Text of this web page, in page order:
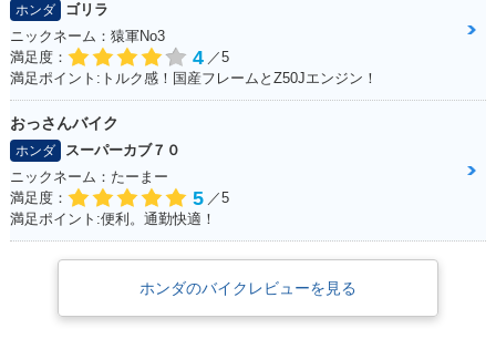
2012年 CB1300 SU
PER BOL D'OR AB
S Special Edition・
特別・限定仕様
S・カラーチェンジ
2012年 CB1300 SU
PER BOL D'OR AB
S・カラーチェンジ
PER BOL D'OR・カ
ラーチェンジ
ホンダ
ゴリラ
ニックネーム：猿軍No3
満足度：
4 ／5
満足ポイント:トルク感！国産フレームとZ50Jエンジン！
おっさんバイク
ホンダ
スーパーカブ７０
ニックネーム：たーまー
満足度：
5 ／5
満足ポイント:便利。通勤快適！
ホンダのバイクレビューを見る